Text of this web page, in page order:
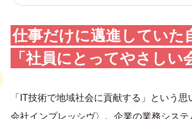
仕事だけに邁進していた
「社員にとってやさし
「IT技術で地域社会に貢献する」という
会社インプレッシヴ〉。企業の業務シス